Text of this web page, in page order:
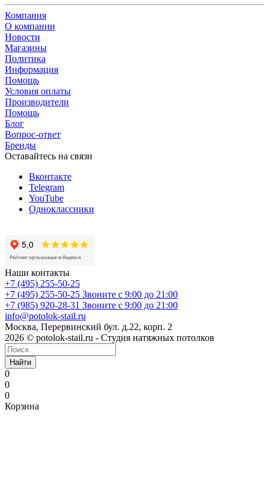
Компания
О компании
Новости
Магазины
Политика
Информация
Помощь
Условия оплаты
Производители
Помощь
Блог
Вопрос-ответ
Бренды
Оставайтесь на связи
Вконтакте
Telegram
YouTube
Одноклассники
Наши контакты
+7 (495) 255-50-25
+7 (495) 255-50-25 Звоните с 9:00 до 21:00
+7 (985) 920-28-31 Звоните с 9:00 до 21:00
info@potolok-stail.ru
Москва, Перервинский бул. д.22, корп. 2
2026 © potolok-stail.ru - Студия натяжных потолков
Найти
0
0
0
Корзина